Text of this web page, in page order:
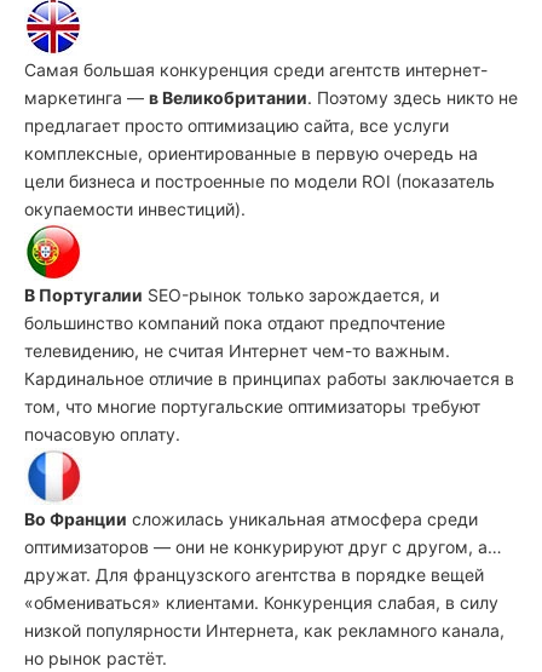
Самая большая конкуренция среди агентств интернет-
маркетинга — в Великобритании. Поэтому здесь никто не
предлагает просто оптимизацию сайта, все услуги
комплексные, ориентированные в первую очередь на
цели бизнеса и построенные по модели ROI (показатель
окупаемости инвестиций).
В Португалии SEO-рынок только зарождается, и
большинство компаний пока отдают предпочтение
телевидению, не считая Интернет чем-то важным.
Кардинальное отличие в принципах работы заключается в
том, что многие португальские оптимизаторы требуют
почасовую оплату.
Во Франции сложилась уникальная атмосфера среди
оптимизаторов — они не конкурируют друг с другом, а…
дружат. Для французского агентства в порядке вещей
«обмениваться» клиентами. Конкуренция слабая, в силу
низкой популярности Интернета, как рекламного канала,
но рынок растёт.